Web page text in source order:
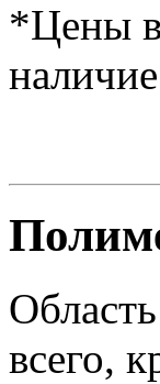
*Цены в
всего,